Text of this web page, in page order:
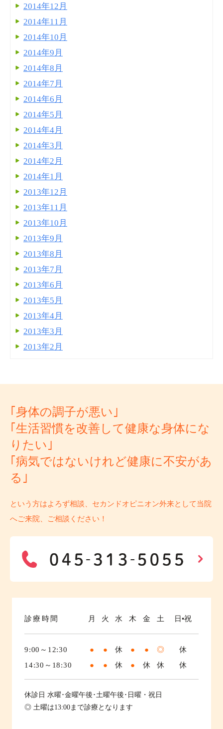
2014年12月
2014年11月
2014年10月
2014年9月
2014年8月
2014年7月
2014年6月
2014年5月
2014年4月
2014年3月
2014年2月
2014年1月
2013年12月
2013年11月
2013年10月
2013年9月
2013年8月
2013年7月
2013年6月
2013年5月
2013年4月
2013年3月
2013年2月
｢身体の調子が悪い｣
｢生活習慣を改善して健康な身体にな
りたい｣
｢病気ではないけれど健康に不安があ
る｣
という方はよろず相談、セカンドオピニオン外来として当院
へご来院、ご相談ください！
診療時間 月 火 水 木 金 土 日•祝
9:00～12:30 ● ● 休 ● ● ◎
休
14:30～18:30
● ● 休 ● 休 休 休
休診日 水曜･金曜午後･土曜午後･日曜・祝日
◎ 土曜は13:00まで診療となります